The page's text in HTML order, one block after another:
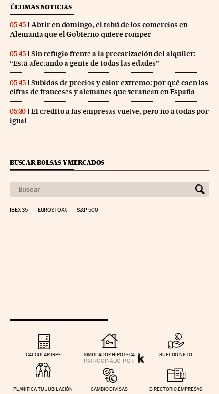
ÚLTIMAS NOTICIAS
05:45
Abrir en domingo, el tabú de los comercios en
Alemania que el Gobierno quiere romper
05:45
Sin refugio frente a la precarización del alquiler:
“Está afectando a gente de todas las edades”
05:45
Subidas de precios y calor extremo: por qué caen las
cifras de franceses y alemanes que veranean en España
05:30
El crédito a las empresas vuelve, pero no a todas por
igual
BUSCAR BOLSAS Y MERCADOS
IBEX 35 EUROSTOXX S&P 500
CALCULAR IRPF SIMULADOR HIPOTECA SUELDO NETO
PLANIFICA TU JUBILACIÓN CAMBIO DIVISAS DIRECTORIO EMPRESAS